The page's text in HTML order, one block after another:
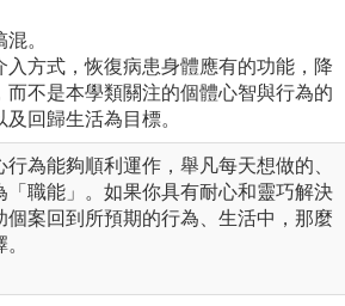
。
方式，恢復病患身體應有的功能，降
不是本學類關注的個體心智與行為的
回歸生活為目標。
為能夠順利運作，舉凡每天想做的、
職能」。如果你具有耐心和靈巧解決
個案回到所預期的行為、生活中，那麼